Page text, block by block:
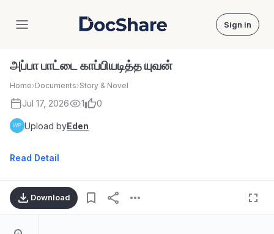
DocShare Sign in
அப்பா பாட்டை காப்பியடித்த யுவன்
Home›Documents›Story & Novel
Jul 17, 2026 1 0
Upload byEden
Read Detail
Download